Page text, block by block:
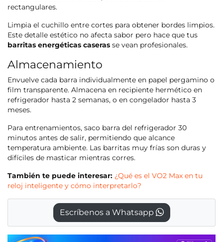
rectangulares.
Limpia el cuchillo entre cortes para obtener bordes limpios.
Este detalle estético no afecta sabor pero hace que tus
barritas energéticas caseras se vean profesionales.
Almacenamiento
Envuelve cada barra individualmente en papel pergamino o
film transparente. Almacena en recipiente hermético en
refrigerador hasta 2 semanas, o en congelador hasta 3
meses.
Para entrenamientos, saco barra del refrigerador 30
minutos antes de salir, permitiendo que alcance
temperatura ambiente. Las barritas muy frías son duras y
difíciles de masticar mientras corres.
También te puede interesar: ¿Qué es el VO2 Max en tu
reloj inteligente y cómo interpretarlo?
Escríbenos a Whatsapp